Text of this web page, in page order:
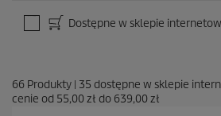
Dostępne w sklepie
66 Produkty | 35 dostępne w sklepie
cenie od 55,00 zł do 639,00 zł